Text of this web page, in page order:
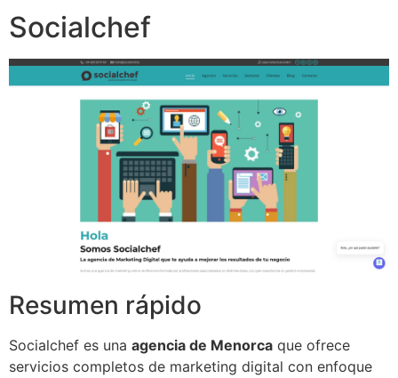
Socialchef
Resumen rápido
Socialchef es una agencia de Menorca que ofrece
servicios completos de marketing digital con enfoque